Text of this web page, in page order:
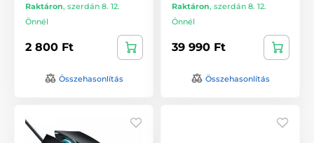
Raktáron, szerdán 8. 12.
Önnél
2 800 Ft
Összehasonlítás
Raktáron, szerdán 8. 12.
Önnél
39 990 Ft
Összehasonlítás